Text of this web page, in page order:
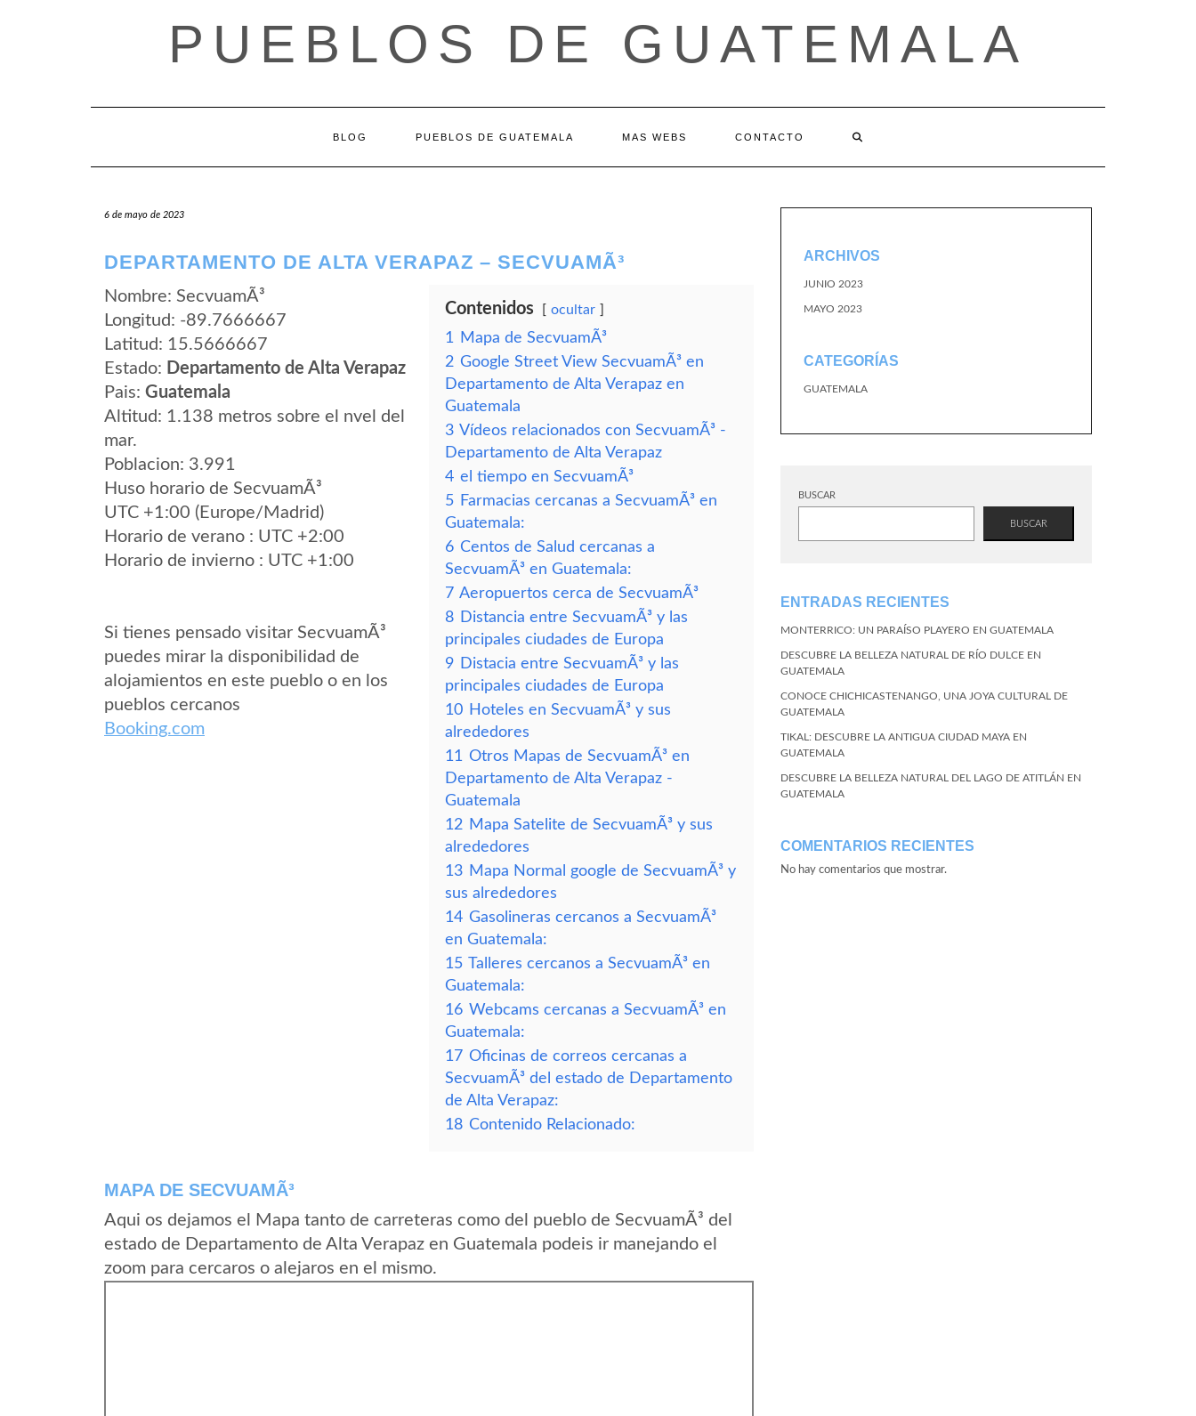
PUEBLOS DE GUATEMALA
BLOG PUEBLOS DE GUATEMALA MAS WEBS CONTACTO
6 de mayo de 2023
DEPARTAMENTO DE ALTA VERAPAZ – SECVUAMÃ³
Nombre: SecvuamÃ³
Longitud: -89.7666667
Latitud: 15.5666667
Estado: Departamento de Alta Verapaz
Pais: Guatemala
Altitud: 1.138 metros sobre el nvel del
mar.
Poblacion: 3.991
Huso horario de SecvuamÃ³
UTC +1:00 (Europe/Madrid)
Horario de verano : UTC +2:00
Horario de invierno : UTC +1:00
Si tienes pensado visitar SecvuamÃ³
puedes mirar la disponibilidad de
alojamientos en este pueblo o en los
pueblos cercanos
Booking.com
Contenidos ocultar
1
Mapa de SecvuamÃ³
2 Google Street View SecvuamÃ³ en
Departamento de Alta Verapaz en
Guatemala
3 Vídeos relacionados con SecvuamÃ³ -
Departamento de Alta Verapaz
4 el tiempo en SecvuamÃ³
5 Farmacias cercanas a SecvuamÃ³ en
Guatemala:
6 Centos de Salud cercanas a
SecvuamÃ³ en Guatemala:
7 Aeropuertos cerca de SecvuamÃ³
8 Distancia entre SecvuamÃ³ y las
principales ciudades de Europa
9 Distacia entre SecvuamÃ³ y las
principales ciudades de Europa
10 Hoteles en SecvuamÃ³ y sus
alrededores
11 Otros Mapas de SecvuamÃ³ en
Departamento de Alta Verapaz -
Guatemala
12 Mapa Satelite de SecvuamÃ³ y sus
alrededores
13 Mapa Normal google de SecvuamÃ³ y
sus alrededores
14 Gasolineras cercanos a SecvuamÃ³
en Guatemala:
15 Talleres cercanos a SecvuamÃ³ en
Guatemala:
16 Webcams cercanas a SecvuamÃ³ en
Guatemala:
17 Oficinas de correos cercanas a
SecvuamÃ³ del estado de Departamento
de Alta Verapaz:
18 Contenido Relacionado:
MAPA DE SECVUAMÃ³
Aqui os dejamos el Mapa tanto de carreteras como del pueblo de SecvuamÃ³ del
estado de Departamento de Alta Verapaz en Guatemala podeis ir manejando el
zoom para cercaros o alejaros en el mismo.
ARCHIVOS
JUNIO 2023
MAYO 2023
CATEGORÍAS
GUATEMALA
BUSCAR
BUSCAR
ENTRADAS RECIENTES
MONTERRICO: UN PARAÍSO PLAYERO EN GUATEMALA
DESCUBRE LA BELLEZA NATURAL DE RÍO DULCE EN
GUATEMALA
CONOCE CHICHICASTENANGO, UNA JOYA CULTURAL DE
GUATEMALA
TIKAL: DESCUBRE LA ANTIGUA CIUDAD MAYA EN
GUATEMALA
DESCUBRE LA BELLEZA NATURAL DEL LAGO DE ATITLÁN EN
GUATEMALA
COMENTARIOS RECIENTES
No hay comentarios que mostrar.